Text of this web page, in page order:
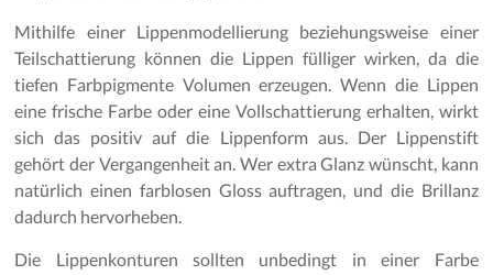
Mithilfe einer Lippenmodellierung beziehungsweise einer
Teilschattierung können die Lippen fülliger wirken, da die
tiefen Farbpigmente Volumen erzeugen. Wenn die Lippen
eine frische Farbe oder eine Vollschattierung erhalten, wirkt
sich das positiv auf die Lippenform aus. Der Lippenstift
gehört der Vergangenheit an. Wer extra Glanz wünscht, kann
natürlich einen farblosen Gloss auftragen, und die Brillanz
dadurch hervorheben.
Die Lippenkonturen sollten unbedingt in einer Farbe